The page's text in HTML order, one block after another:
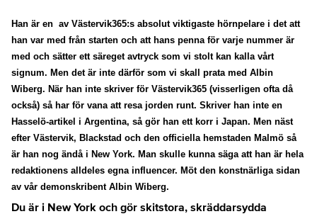
Han är en av Västervik365:s absolut viktigaste hörnpelare i det att
han var med från starten och att hans penna för varje nummer är
med och sätter ett säreget avtryck som vi stolt kan kalla vårt
signum. Men det är inte därför som vi skall prata med Albin
Wiberg. När han inte skriver för Västervik365 (visserligen ofta då
också) så har för vana att resa jorden runt. Skriver han inte en
Hasselö-artikel i Argentina, så gör han ett korr i Japan. Men näst
efter Västervik, Blackstad och den officiella hemstaden Malmö så
är han nog ändå i New York. Man skulle kunna säga att han är hela
redaktionens alldeles egna influencer. Möt den konstnärliga sidan
av vår demonskribent Albin Wiberg.
Du är i New York och gör skitstora, skräddarsydda